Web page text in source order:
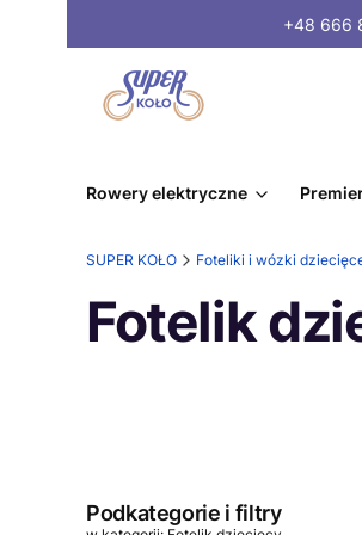
+48 666
Rowery elektryczne
SUPER KOŁO Foteliki i wózki
Fotelik
Podkategorie i filtry